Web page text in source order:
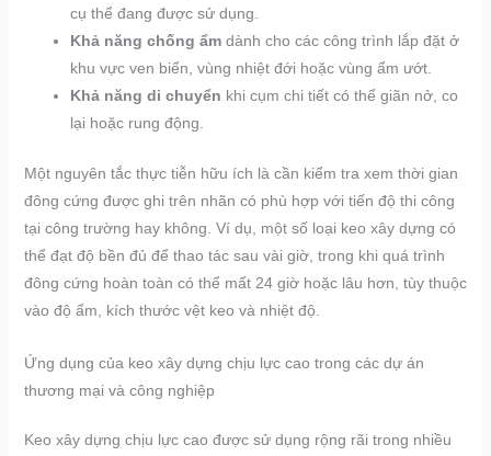
cụ thể đang được sử dụng.
Khả năng chống ẩmdành cho các công trình lắp đặt ở
khu vực ven biển, vùng nhiệt đới hoặc vùng ẩm ướt.
Khả năng di chuyển khi cụm chi tiết có thể giãn nở, co
lại hoặc rung động.
Một nguyên tắc thực tiễn hữu ích là cần kiểm tra xem thời gian
đông cứng được ghi trên nhãn có phù hợp với tiến độ thi công
tại công trường hay không. Ví dụ, một số loại keo xây dựng có
thể đạt độ bền đủ để thao tác sau vài giờ, trong khi quá trình
đông cứng hoàn toàn có thể mất 24 giờ hoặc lâu hơn, tùy thuộc
vào độ ẩm, kích thước vệt keo và nhiệt độ.
Ứng dụng của keo xây dựng chịu lực cao trong các dự án
thương mại và công nghiệp
Keo xây dựng chịu lực cao được sử dụng rộng rãi trong nhiều